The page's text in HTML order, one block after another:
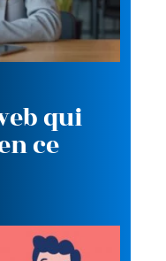
qui
ce